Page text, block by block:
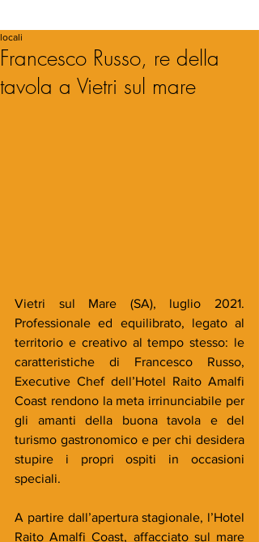
Francesco Russo, re della
tavola a Vietri sul mare
locali
Vietri sul Mare (SA), luglio 2021.
Professionale ed equilibrato, legato al
territorio e creativo al tempo stesso: le
caratteristiche di Francesco Russo,
Executive Chef dell’Hotel Raito Amalfi
Coast rendono la meta irrinunciabile per
gli amanti della buona tavola e del
turismo gastronomico e per chi desidera
stupire i propri ospiti in occasioni
speciali.
A partire dall’apertura stagionale, l’Hotel
Raito Amalfi Coast, affacciato sul mare